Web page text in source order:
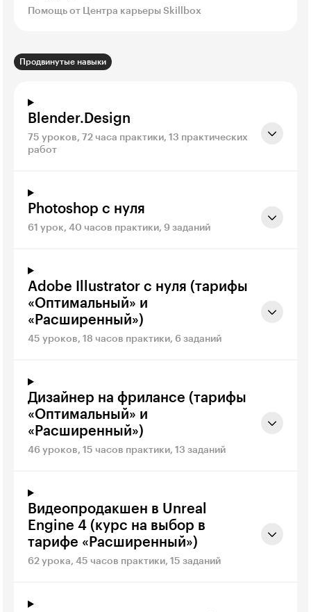
Помощь от Центра карьеры Skillbox
Продвинутые навыки
Blender.Design
75 уроков, 72 часа практики, 13 практических
работ
Photoshop с нуля
61 урок, 40 часов практики, 9 заданий
Adobe Illustrator с нуля (тарифы
«Оптимальный» и
«Расширенный»)
45 уроков, 18 часов практики, 6 заданий
Дизайнер на фрилансе (тарифы
«Оптимальный» и
«Расширенный»)
46 уроков, 15 часов практики, 13 заданий
Видеопродакшен в Unreal
Engine 4 (курс на выбор в
тарифе «Расширенный»)
62 урока, 45 часов практики, 15 заданий